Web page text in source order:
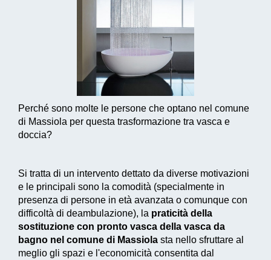
Perché sono molte le persone che optano nel comune
di Massiola per questa trasformazione tra vasca e
doccia?
Si tratta di un intervento dettato da diverse motivazioni
e le principali sono la comodità (specialmente in
presenza di persone in età avanzata o comunque con
difficoltà di deambulazione), la praticità della
sostituzione con pronto vasca della vasca da
bagno nel comune di Massiola sta nello sfruttare al
meglio gli spazi e l'economicità consentita dal